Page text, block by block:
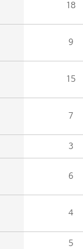
18
9
15
7
3
6
4
5